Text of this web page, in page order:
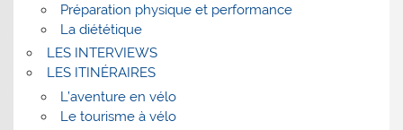
Préparation physique et performance
La diététique
LES INTERVIEWS
LES ITINÉRAIRES
L’aventure en vélo
Le tourisme à vélo